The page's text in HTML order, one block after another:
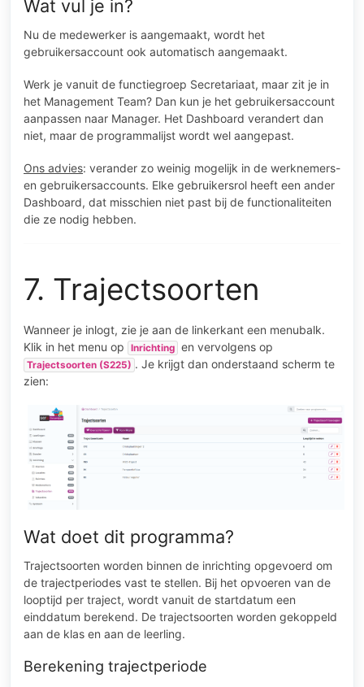
Wat vul je in?
Nu de medewerker is aangemaakt, wordt het
gebruikersaccount ook automatisch aangemaakt.
Werk je vanuit de functiegroep Secretariaat, maar zit je in
het Management Team? Dan kun je het gebruikersaccount
aanpassen naar Manager. Het Dashboard verandert dan
niet, maar de programmalijst wordt wel aangepast.
Ons advies: verander zo weinig mogelijk in de werknemers-
en gebruikersaccounts. Elke gebruikersrol heeft een ander
Dashboard, dat misschien niet past bij de functionaliteiten
die ze nodig hebben.
7. Trajectsoorten
Wanneer je inlogt, zie je aan de linkerkant een menubalk.
Klik in het menu op
Inrichting en vervolgens op
Trajectsoorten (S225) . Je krijgt dan onderstaand scherm te
zien:
Wat doet dit programma?
Trajectsoorten worden binnen de inrichting opgevoerd om
de trajectperiodes vast te stellen. Bij het opvoeren van de
looptijd per traject, wordt vanuit de startdatum een
einddatum berekend. De trajectsoorten worden gekoppeld
aan de klas en aan de leerling.
Berekening trajectperiode